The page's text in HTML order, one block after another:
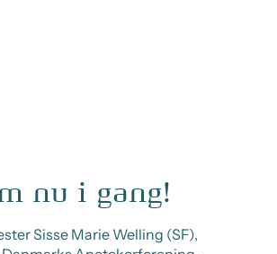
nu i gang!
Sisse Marie Welling (SF),